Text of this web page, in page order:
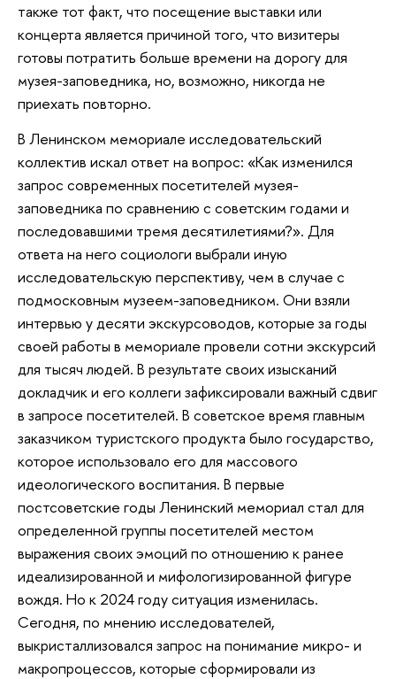
также тот факт, что посещение выставки или
концерта является причиной того, что визитеры
готовы потратить больше времени на дорогу для
музея-заповедника, но, возможно, никогда не
приехать повторно.
В Ленинском мемориале исследовательский
коллектив искал ответ на вопрос: «Как изменился
запрос современных посетителей музея-
заповедника по сравнению с советским годами и
последовавшими тремя десятилетиями?». Для
ответа на него социологи выбрали иную
исследовательскую перспективу, чем в случае с
подмосковным музеем-заповедником. Они взяли
интервью у десяти экскурсоводов, которые за годы
своей работы в мемориале провели сотни экскурсий
для тысяч людей. В результате своих изысканий
докладчик и его коллеги зафиксировали важный сдвиг
в запросе посетителей. В советское время главным
заказчиком туристского продукта было государство,
которое использовало его для массового
идеологического воспитания. В первые
постсоветские годы Ленинский мемориал стал для
определенной группы посетителей местом
выражения своих эмоций по отношению к ранее
идеализированной и мифологизированной фигуре
вождя. Но к 2024 году ситуация изменилась.
Сегодня, по мнению исследователей,
выкристаллизовался запрос на понимание микро- и
макропроцессов, которые сформировали из